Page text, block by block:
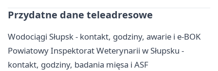
Przydatne dane teleadresowe
Wodociągi Słupsk - kontakt, godziny, awarie i e-BOK
Powiatowy Inspektorat Weterynarii w Słupsku -
kontakt, godziny, badania mięsa i ASF